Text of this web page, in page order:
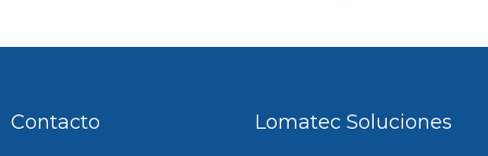
Contacto Lomatec Soluciones